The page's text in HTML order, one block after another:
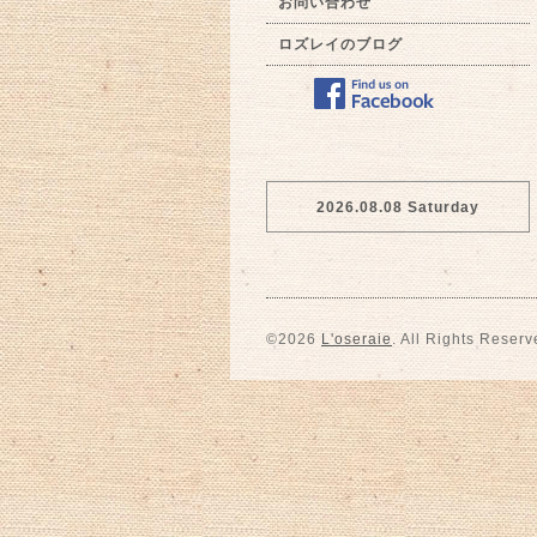
ロズレイのブログ
2026.08.08 Saturday
©2026 L'oseraie . All Rights